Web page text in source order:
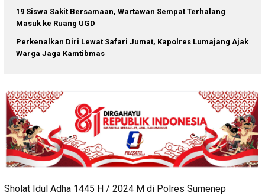
19 Siswa Sakit Bersamaan, Wartawan Sempat Terhalang
Masuk ke Ruang UGD
Perkenalkan Diri Lewat Safari Jumat, Kapolres Lumajang Ajak
Warga Jaga Kamtibmas
Sholat Idul Adha 1445 H / 2024 M di Polres Sumenep